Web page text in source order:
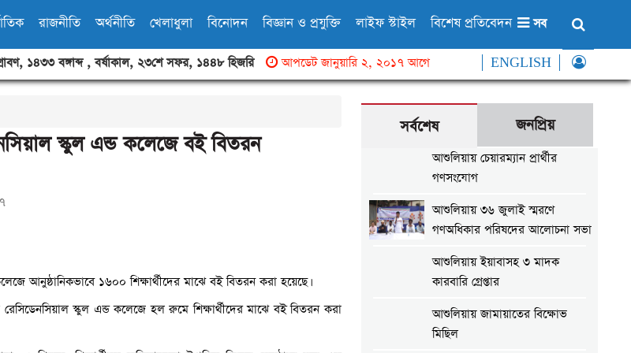
রাজনীতি অর্থনীতি খেলাধুলা বিনোদন বিজ্ঞান ও প্রযুক্তি লাইফ স্টাইল বিশেষ প্রতিবেদন সব
১৪৩৩ বঙ্গাব্দ,বর্ষাকাল, ২৩শে সফর, ১৪৪৮ হিজরি আপডেট জানুয়ারি ২, ২০১৭ আগে ENGLISH
স্কুল এন্ড কলেজে বই বিতরন
আনুষ্ঠানিকভাবে ১৬০০ শিক্ষার্থীদের মাঝে বই বিতরন করা হয়েছে।
স্কুল এন্ড কলেজে হল রুমে শিক্ষার্থীদের মাঝে বই বিতরন করা
সর্বশেষ জনপ্রিয়
আশুলিয়ায় চেয়ারম্যান প্রার্থীর
গণসংযোগ
আশুলিয়ায় ৩৬ জুলাই স্মরণে
গণঅধিকার পরিষদের আলোচনা সভা
আশুলিয়ায় ইয়াবাসহ ৩ মাদক
কারবারি গ্রেপ্তার
আশুলিয়ায় জামায়াতের বিক্ষোভ
মিছিল